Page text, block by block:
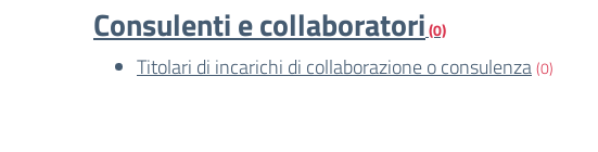
Consulenti e collaboratori(0)
Titolari di incarichi di collaborazione o consulenza(0)